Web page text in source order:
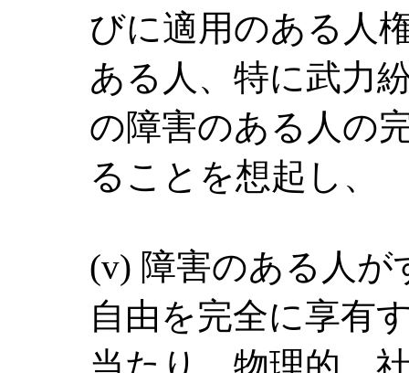
びに適用のある人
ある人、特に武力
の障害のある人の
ることを想起し、
(v) 障害のある人が
自由を完全に享有